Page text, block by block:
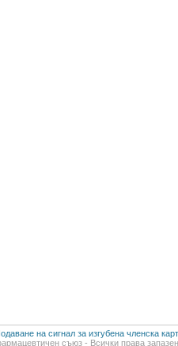
на сигнал за изгубена членска
съюз - Всички права